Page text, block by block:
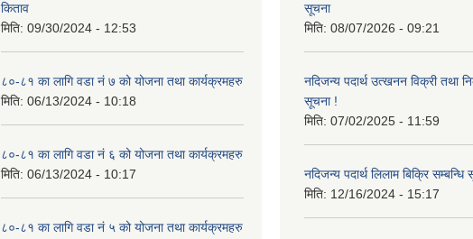
किताव
मिति: 09/30/2024 - 12:53
८०-८१ का लागि वडा नं ७ को योजना तथा कार्यक्रमहरु
मिति: 06/13/2024 - 10:18
८०-८१ का लागि वडा नं ६ को योजना तथा कार्यक्रमहरु
मिति: 06/13/2024 - 10:17
८०-८१ का लागि वडा नं ५ को योजना तथा कार्यक्रमहरु
सूचना
मिति: 08/07/2026 - 09:21
नदिजन्य पदार्थ उत्खनन विक्री तथा
सूचना !
मिति: 07/02/2025 - 11:59
नदिजन्य पदार्थ लिलाम बिक्रि सम्बन्धि
मिति: 12/16/2024 - 15:17